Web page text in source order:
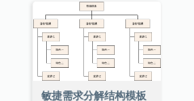
敏捷需求分解结构模板